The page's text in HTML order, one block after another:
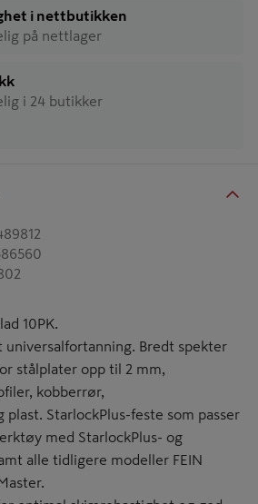
i nettbutikken
på nettlager
i 24 butikker
10PK.
universalfortanning. Bredt spekter
stålplater opp til 2 mm,
kobberrør,
StarlockPlus-feste som passer
med StarlockPlus- og
alle tidligere modeller FEIN